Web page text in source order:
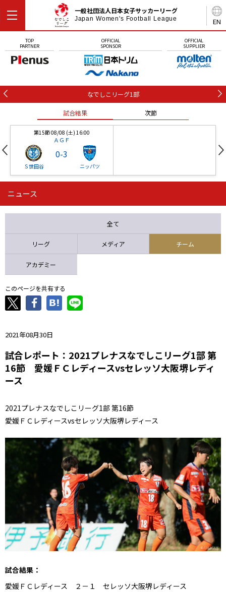
EN
一般社団法人日本女子サッカーリーグ
Japan Women's Football League
TOP
PARTNER
OFFICIAL
SPONSOR
OFFICIAL
SUPPLIER
なでしこリーグ1部
試合結果 次節
第15節 08/08 (土) 16:00
ＡＧＦ
Ｓ世田谷
0-3
ニッパツ
第16節 09/05 (土) 15:00
ニッパツ 石人の星
ニュース
全て
リーグ メディア チーム
アカデミー
このページを共有する
2021年08月30日
試合レポート：2021プレナスなでしこリーグ1部 第
16節 愛媛ＦＣレディースvsセレッソ大阪堺レディ
ース
2021プレナスなでしこリーグ1部 第16節
愛媛ＦＣレディースvsセレッソ大阪堺レディース
試合結果：
愛媛ＦＣレディース ２－１ セレッソ大阪堺レディース